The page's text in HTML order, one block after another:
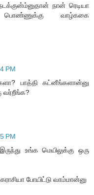
நான் ரெடியா
பொண்ணுக்கு வாழ்ககை
PM
பாத்தி கட்னீங்களான்னு
வர்றீங்க?
PM
உங்க மெயிலுக்கு ஒரு
போயிட்டு வாம்மான்னு